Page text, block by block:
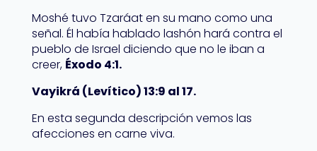
Moshé tuvo Tzaráat en su mano como una
señal. Él había hablado lashón hará contra el
pueblo de Israel diciendo que no le iban a
creer, Éxodo 4:1.
Vayikrá (Levítico) 13:9 al 17.
En esta segunda descripción vemos las
afecciones en carne viva.